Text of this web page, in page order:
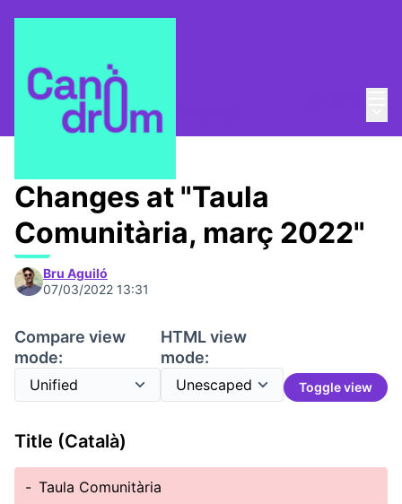
Taula Comunitària / 📅 Trobades
Changes at "Taula
Comunitària, març 2022"
Bru Aguiló
07/03/2022 13:31
Compare view
mode:
HTML view
mode:
Toggle view
Title (Català)
- Taula Comunitària